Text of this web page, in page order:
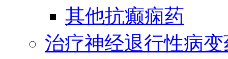
其他抗癫痫药
治疗神经退行性病